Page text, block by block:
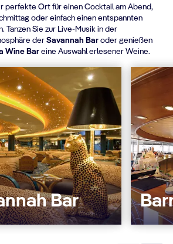
perfekte Ort für einen Cocktail am Abend,
oder einfach einen entspannten
Tanzen Sie zur Live-Musik in der
der Savannah Bar oder genießen
Wine Bar eine Auswahl erlesener Weine.
Bar